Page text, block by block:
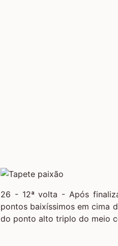
26 - 12ª volta - Após
pontos baixíssimos em cima
do ponto alto triplo do meio